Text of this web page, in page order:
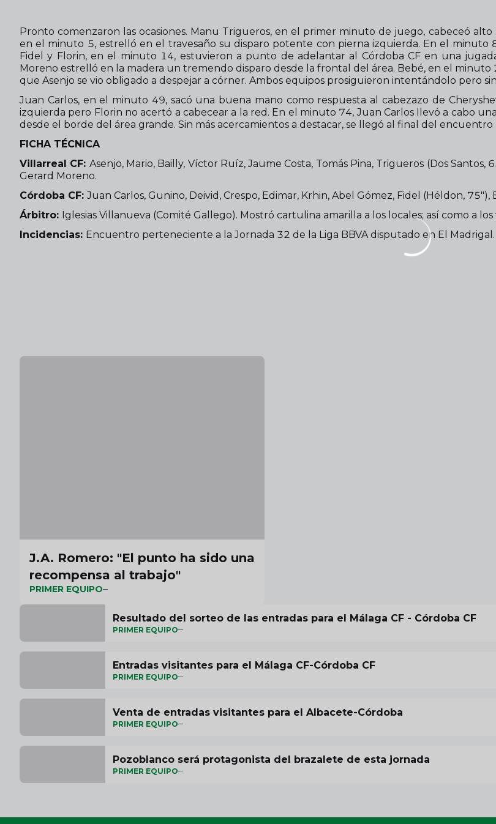
Pronto comenzaron las ocasiones. Manu Trigueros, en el primer minuto de juego, cabeceó
en el minuto 5, estrelló en el travesaño su disparo potente con pierna izquierda. En el minuto
Fidel y Florin, en el minuto 14, estuvieron a punto de adelantar al Córdoba CF en una
Moreno estrelló en la madera un tremendo disparo desde la frontal del área. Bebé, en el
que Asenjo se vio obligado a despejar a córner. Ambos equipos prosiguieron intentándolo pero
Juan Carlos, en el minuto 49, sacó una buena mano como respuesta al cabezazo de
izquierda pero Florin no acertó a cabecear a la red. En el minuto 74, Juan Carlos llevó a cabo
desde el borde del área grande. Sin más acercamientos a destacar, se llegó al final del
FICHA TÉCNICA
Villarreal CF: Asenjo, Mario, Bailly, Víctor Ruíz, Jaume Costa, Tomás Pina, Trigueros (Dos
Gerard Moreno.
Córdoba CF:Juan Carlos, Gunino, Deivid, Crespo, Edimar, Krhin, Abel Gómez, Fidel (Héldon,
Árbitro: Iglesias Villanueva (Comité Gallego). Mostró cartulina amarilla a los locales; así como a
Incidencias: Encuentro perteneciente a la Jornada 32 de la Liga BBVA disputado en El Madrigal.
J.A. Romero: "El punto ha sido una
recompensa al trabajo"
PRIMER EQUIPO
Resultado del sorteo de las entradas para el Málaga CF - Córdoba CF
PRIMER EQUIPO
Entradas visitantes para el Málaga CF-Córdoba CF
PRIMER EQUIPO
Venta de entradas visitantes para el Albacete-Córdoba
PRIMER EQUIPO
Pozoblanco será protagonista del brazalete de esta jornada
PRIMER EQUIPO